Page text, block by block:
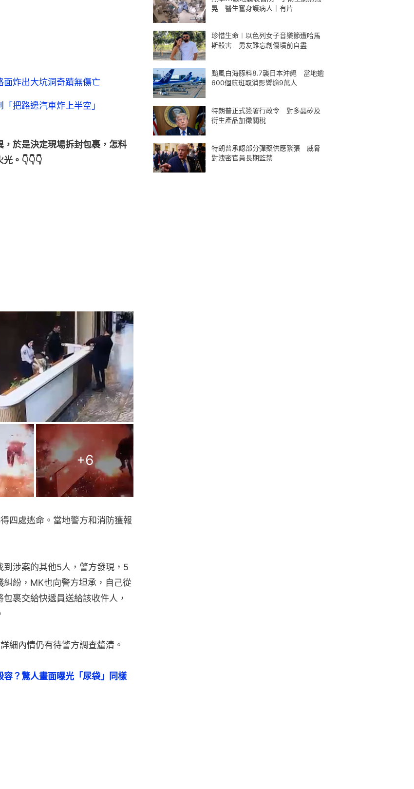
炸出大坑洞奇蹟無傷亡
把路邊汽車炸上半空」
於是決定現場拆封包裹，怎料
。👇👇👇
+6
四處逃命。當地警方和消防獲報
涉案的其他5人，警方發現，5
紛，MK也向警方坦承，自己從
裹交給快遞員送給該收件人，
細內情仍有待警方調查釐清。
容？驚人畫面曝光「尿袋」同樣
晃 醫生奮身護病人｜有片
珍惜生命︱以色列女子音樂節遭哈馬
斯殺害 男友難忘創傷墳前自盡
颱風白海豚料8.7襲日本沖繩 當地逾
600個航班取消影響逾9萬人
特朗普正式簽署行政令 對多晶矽及
衍生產品加徵關稅
特朗普承認部分彈藥供應緊張 威脅
對洩密官員長期監禁